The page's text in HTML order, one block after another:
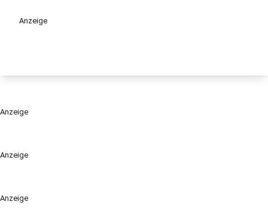
Anzeige
Anzeige
Anzeige
Anzeige